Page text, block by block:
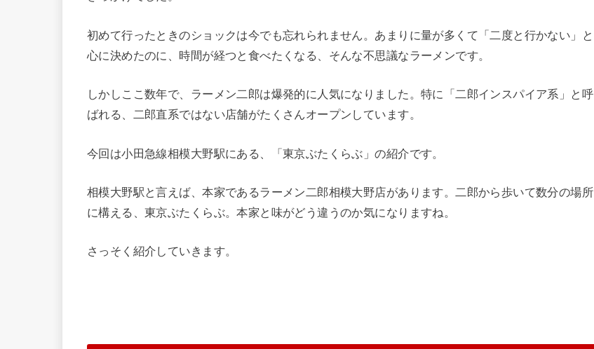
初めて行ったときのショックは今でも忘れられません。あまりに量が多くて「二度と行かない」と
心に決めたのに、時間が経つと食べたくなる、そんな不思議なラーメンです。
しかしここ数年で、ラーメン二郎は爆発的に人気になりました。特に「二郎インスパイア系」と呼
ばれる、二郎直系ではない店舗がたくさんオープンしています。
今回は小田急線相模大野駅にある、「東京ぶたくらぶ」の紹介です。
相模大野駅と言えば、本家であるラーメン二郎相模大野店があります。二郎から歩いて数分の場所
に構える、東京ぶたくらぶ。本家と味がどう違うのか気になりますね。
さっそく紹介していきます。